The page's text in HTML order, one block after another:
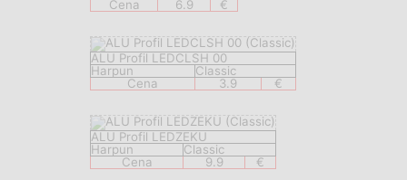
Cena
6.9 €
ALU Profil LEDCLSH 00
Harpun
Classic
Cena
3.9 €
ALU Profil LEDZEKU
Harpun
Classic
Cena
9.9 €